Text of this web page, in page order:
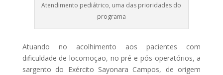
Atendimento pediátrico, uma das prioridades do
programa
Atuando no acolhimento aos pacientes com
dificuldade de locomoção, no pré e pós-operatórios, a
sargento do Exército Sayonara Campos, de origem